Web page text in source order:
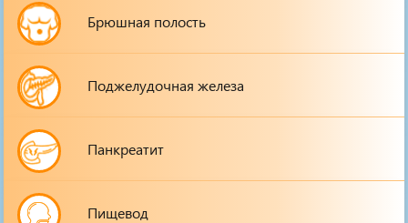
Брюшная полость
Поджелудочная железа
Панкреатит
Пищевод